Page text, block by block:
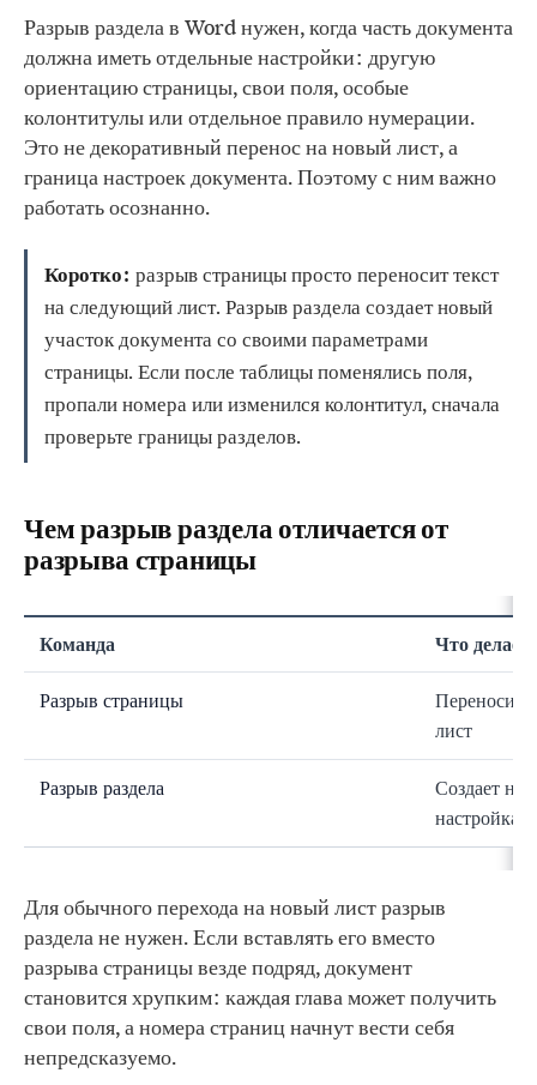
Разрыв раздела в Word нужен, когда часть документа
должна иметь отдельные настройки: другую
ориентацию страницы, свои поля, особые
колонтитулы или отдельное правило нумерации.
Это не декоративный перенос на новый лист, а
граница настроек документа. Поэтому с ним важно
работать осознанно.
Коротко: разрыв страницы просто переносит текст
на следующий лист. Разрыв раздела создает новый
участок документа со своими параметрами
страницы. Если после таблицы поменялись поля,
пропали номера или изменился колонтитул, сначала
проверьте границы разделов.
Чем разрыв раздела отличается от
разрыва страницы
Команда Что делает
Разрыв страницы
Переносит
лист
Разрыв раздела
Создает
Для обычного перехода на новый лист разрыв
раздела не нужен. Если вставлять его вместо
разрыва страницы везде подряд, документ
становится хрупким: каждая глава может получить
свои поля, а номера страниц начнут вести себя
непредсказуемо.